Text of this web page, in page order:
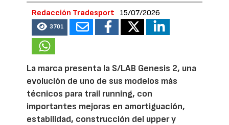
Redacción Tradesport 15/07/2026
3701
La marca presenta la S/LAB Genesis 2, una
evolución de uno de sus modelos más
técnicos para trail running, con
importantes mejoras en amortiguación,
estabilidad, construcción del upper y